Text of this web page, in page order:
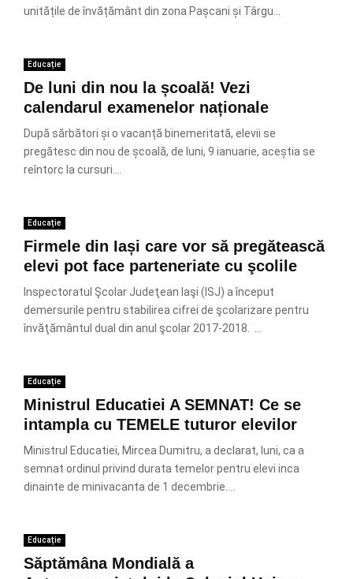
unitățile de învățământ din zona Pașcani și Târgu...
Educație
De luni din nou la școală! Vezi
calendarul examenelor naționale
După sărbători și o vacanță binemeritată, elevii se
pregătesc din nou de școală, de luni, 9 ianuarie, aceștia se
reîntorc la cursuri....
Educație
Firmele din Iași care vor să pregătească
elevi pot face parteneriate cu şcolile
Inspectoratul Şcolar Judeţean Iaşi (ISJ) a început
demersurile pentru stabilirea cifrei de şcolarizare pentru
învăţământul dual din anul şcolar 2017-2018. ...
Educație
Ministrul Educatiei A SEMNAT! Ce se
intampla cu TEMELE tuturor elevilor
Ministrul Educatiei, Mircea Dumitru, a declarat, luni, ca a
semnat ordinul privind durata temelor pentru elevi inca
dinainte de minivacanta de 1 decembrie....
Educație
Săptămâna Mondială a